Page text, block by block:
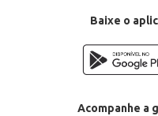
Baixe o
Acompanhe a